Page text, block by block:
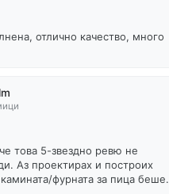
отлично качество, много
това 5-звездно ревю не
Аз проектирах и построих
фурната за пица беше